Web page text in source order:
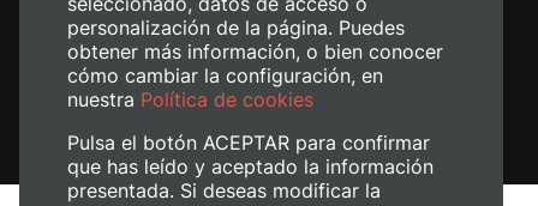
personalización de la página. Puedes
obtener más información, o bien conocer
cómo cambiar la configuración, en
nuestra Política de cookies
Pulsa el botón ACEPTAR para confirmar
que has leído y aceptado la información
presentada. Si deseas modificar la